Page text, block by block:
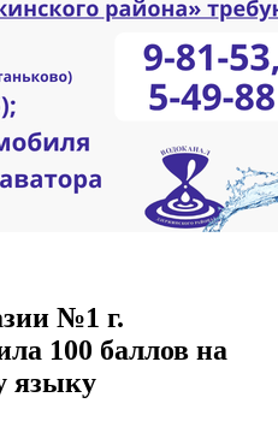
№1 г.
100 баллов на
языку